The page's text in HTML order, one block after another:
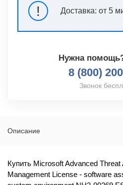
! Доставка: от 5
Нужна
8 (800)
Звонок
Описание
Купить Microsoft Advanced
Management License - software